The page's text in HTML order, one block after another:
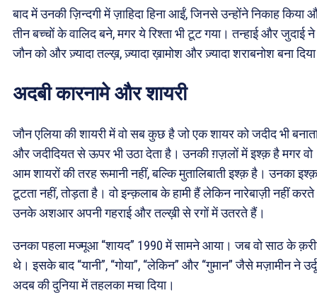
बाद में उनकी ज़िन्दगी में ज़ाहिदा हिना आईं, जिनसे उन्होंने निकाह किया
तीन बच्चों के वालिद बने, मगर ये रिश्ता भी टूट गया। तन्हाई और जुदाई ने
जौन को और ज़्यादा तल्ख़, ज़्यादा ख़ामोश और ज़्यादा शराबनोश बना
अदबी कारनामे और शायरी
जौन एलिया की शायरी में वो सब कुछ है जो एक शायर को जदीद भी
और जदीदियत से ऊपर भी उठा देता है। उनकी ग़ज़लों में इश्क़ है मगर वो
आम शायरों की तरह रूमानी नहीं, बल्कि मुतालिबाती इश्क़ है। उनका इश्क़
टूटता नहीं, तोड़ता है। वो इन्क़लाब के हामी हैं लेकिन नारेबाज़ी नहीं
उनके अशआर अपनी गहराई और तल्ख़ी से रगों में उतरते हैं।
उनका पहला मज्मूआ “शायद” 1990 में सामने आया। जब वो साठ के
थे। इसके बाद “यानी”, “गोया”, “लेकिन” और “गुमान” जैसे मज़ामीन ने उर्दू
अदब की दुनिया में तहलका मचा दिया।